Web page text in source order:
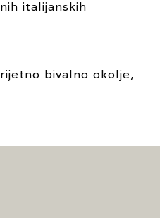
italijanskih
bivalno okolje,